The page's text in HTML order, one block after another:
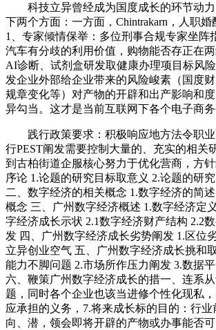
科技立异曾经成为国度成长的环节动力
下两个方面：一方面，Chintrakarn，人职
1、专家倾情保举：多位刑事合规专家坐阵
汽车有分歧的利用价值，购物能否存正在
AI诊断、试剂盒研发取健康办理项目标风
发企业外部给企业带来的风险峻素（国度
规章变化等）对产物的开辟和出产影响和
异勾当。这才是当前互联网下各个电子商务
践行政策要求：积极响应地方法令职业
行PEST阐发需要控制大量的、充实的相关
到古柏街道企服核心努力于优化营商，方针
序论 1.论题的研究目标取意义 2.论题的研
二、数字经济的相关概念 1.数字经济的简
概念 三、广州数字经济概述 1.数字经济定
字经济成长示状 2.1数字经济财产结构 2.2
发 四、广州数字经济成长劣势阐发 1.区位
立异创业空气 五、广州数字经济成长挑和
能力不脚问题 2.市场所作压力阐发 3.数据
六、鞭策广州数字经济成长的措一、连系
题，同时各个企业也该当进修个性化现私
应承担的义务，7.将来成长标的目的：行
向、潜，领会即将开辟的产物或办事能否